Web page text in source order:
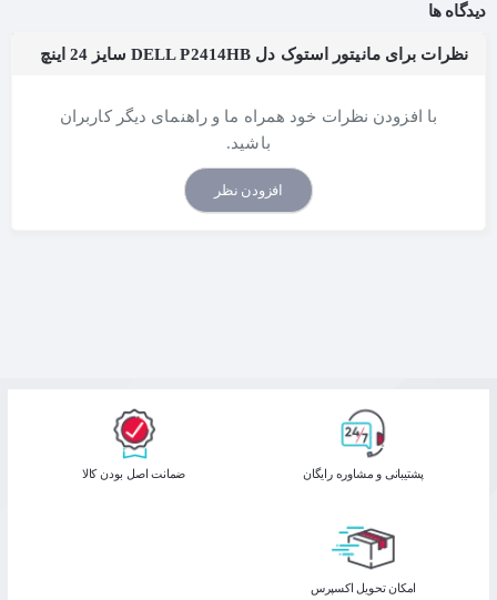
دیدگاه ها
نظرات برای مانیتور استوک دل DELL P2414HB سایز 24 اینچ
با افزودن نظرات خود همراه ما و راهنمای دیگر کاربران
باشید.
افزودن نظر
پشتیبانی و مشاوره رایگان ﺿﻤﺎﻧﺖ اﺻﻞ ﺑﻮدن ﮐﺎﻟﺎ
اﻣﮑﺎن ﺗﺤﻮﯾﻞ اﮐﺴﭙﺮس